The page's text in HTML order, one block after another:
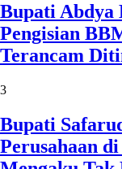
Bupati
Pengisian
Terancam
3
Bupati
Perusahaan